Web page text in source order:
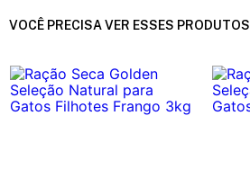
VOCÊ PRECISA VER ESSES PRODUTOS